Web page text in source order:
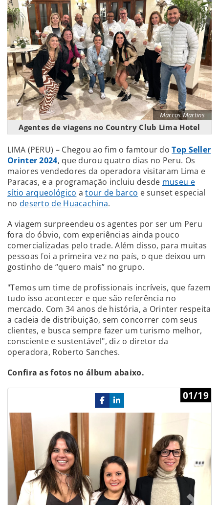
Marcos Martins
Agentes de viagens no Country Club Lima Hotel
LIMA (PERU) – Chegou ao fim o famtour doTop Seller
Orinter 2024, que durou quatro dias no Peru. Os
maiores vendedores da operadora visitaram Lima e
Paracas, e a programação incluiu desde museu e
sítio arqueológico atour de barco e sunset especial
no deserto de Huacachina.
A viagem surpreendeu os agentes por ser um Peru
fora do óbvio, com experiências ainda pouco
comercializadas pelo trade. Além disso, para muitas
pessoas foi a primeira vez no país, o que deixou um
gostinho de “quero mais” no grupo.
"Temos um time de profissionais incríveis, que fazem
tudo isso acontecer e que são referência no
mercado. Com 34 anos de história, a Orinter respeita
a cadeia de distribuição, sem concorrer com seus
clientes, e busca sempre fazer um turismo melhor,
consciente e sustentável", diz o diretor da
operadora, Roberto Sanches.
Confira as fotos no álbum abaixo.
01/19
Previous